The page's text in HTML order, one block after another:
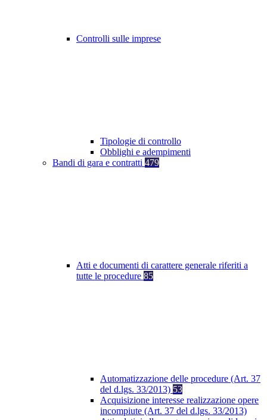
Controlli sulle imprese
Tipologie di controllo
Obblighi e adempimenti
Bandi di gara e contratti 479
Atti e documenti di carattere generale riferiti a
tutte le procedure 85
Automatizzazione delle procedure (Art. 37
del d.lgs. 33/2013) 53
Acquisizione interesse realizzazione opere
incompiute (Art. 37 del d.lgs. 33/2013)